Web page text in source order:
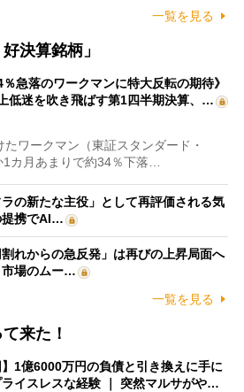
一覧を見る
決算銘柄」
％急落のワークマンに特大反転の期待》
低迷を吹き飛ばす第1四半期決算、…
ワークマン（東証スタンダード・
カ月あまりで約34％下落…
の新たな主役」として再評価される気
携でAI…
れからの急反発」は再びの上昇局面へ
場のムー…
一覧を見る
来た！
】1億6000万円の負債と引き換えに手に
ライスレスな経験 ｜ 突然マルサがや…